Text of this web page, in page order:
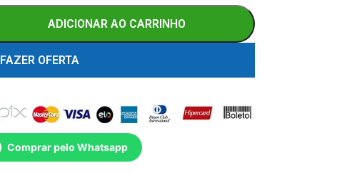
ADICIONAR AO CARRINHO
FAZER OFERTA
Comprar pelo Whatsapp